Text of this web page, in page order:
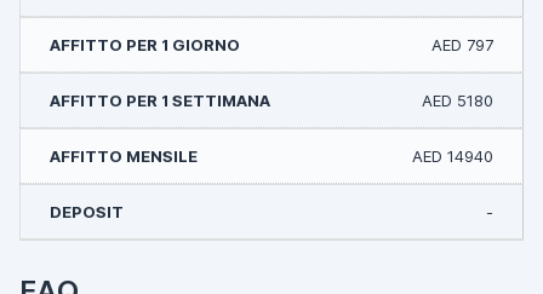
AED 797
AED 5180
AED 14940
-